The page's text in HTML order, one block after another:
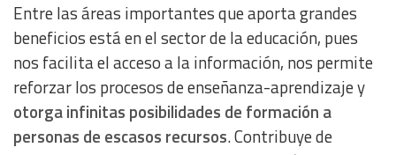
Entre las áreas importantes que aporta grandes
beneficios está en el sector de la educación, pues
nos facilita el acceso a la información, nos permite
reforzar los procesos de enseñanza-aprendizaje y
otorga infinitas posibilidades de formación a
personas de escasos recursos. Contribuye de